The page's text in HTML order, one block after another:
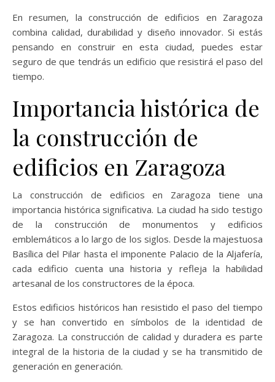
En resumen, la construcción de edificios en Zaragoza
combina calidad, durabilidad y diseño innovador. Si estás
pensando en construir en esta ciudad, puedes estar
seguro de que tendrás un edificio que resistirá el paso del
tiempo.
Importancia histórica de
la construcción de
edificios en Zaragoza
La construcción de edificios en Zaragoza tiene una
importancia histórica significativa. La ciudad ha sido testigo
de la construcción de monumentos y edificios
emblemáticos a lo largo de los siglos. Desde la majestuosa
Basílica del Pilar hasta el imponente Palacio de la Aljafería,
cada edificio cuenta una historia y refleja la habilidad
artesanal de los constructores de la época.
Estos edificios históricos han resistido el paso del tiempo
y se han convertido en símbolos de la identidad de
Zaragoza. La construcción de calidad y duradera es parte
integral de la historia de la ciudad y se ha transmitido de
generación en generación.